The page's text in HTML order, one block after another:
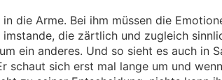
die Arme. Bei ihm müssen die
die zärtlich und zugleich
ein anderes. Und so sieht es auch in
schaut sich erst mal lange um und